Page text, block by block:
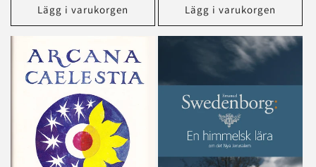
Lägg i varukorgen Lägg i varukorgen